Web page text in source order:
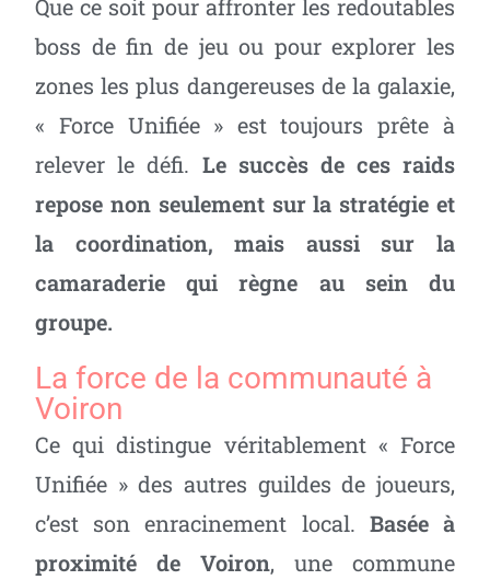
Que ce soit pour affronter les redoutables
boss de fin de jeu ou pour explorer les
zones les plus dangereuses de la galaxie,
« Force Unifiée » est toujours prête à
relever le défi. Le succès de ces raids
repose non seulement sur la stratégie et
la coordination, mais aussi sur la
camaraderie qui règne au sein du
groupe.
La force de la communauté à
Voiron
Ce qui distingue véritablement « Force
Unifiée » des autres guildes de joueurs,
c’est son enracinement local. Basée à
proximité de Voiron, une commune